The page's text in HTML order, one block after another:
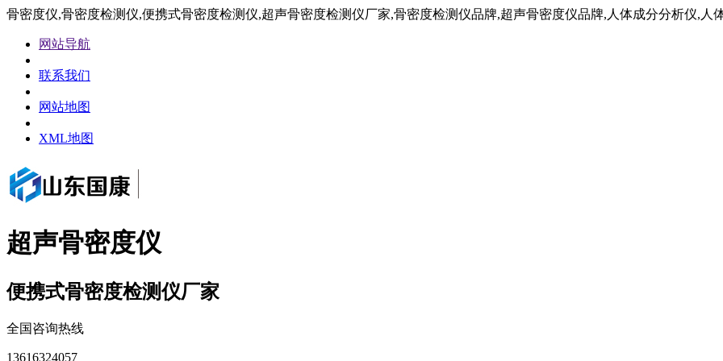
骨密度仪,骨密度检测仪,便携式骨密度检测仪,超声骨密度检测仪厂家,骨密度检测仪品牌,超声骨密度仪品牌,人体成分分析仪,人
网站导航
联系我们
网站地图
XML地图
超声骨密度仪
便携式骨密度检测仪厂家
全国咨询热线
13616324057